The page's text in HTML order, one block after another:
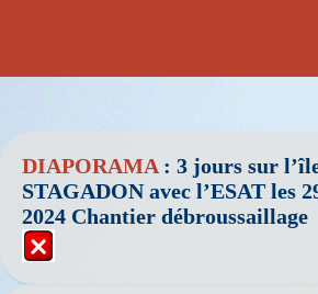
DIAPORAMA : 3 jours sur
STAGADON avec l’ESAT les
2024 Chantier débroussaillage